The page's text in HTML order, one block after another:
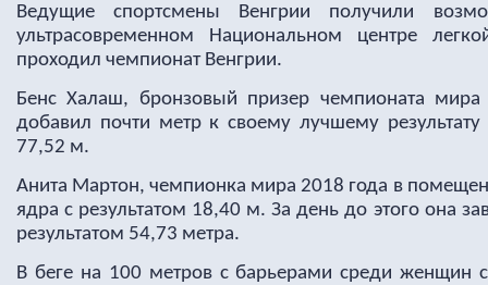
Ведущие спортсмены Венгрии получили
ультрасовременном Национальном центре
проходил чемпионат Венгрии.
Бенс Халаш, бронзовый призер чемпионата
добавил почти метр к своему лучшему результату
77,52 м.
Анита Мартон, чемпионка мира 2018 года в
ядра с результатом 18,40 м. За день до этого она
результатом 54,73 метра.
В беге на 100 метров с барьерами среди женщин